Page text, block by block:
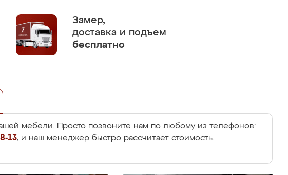
Замер,
доставка и подъем
бесплатно
мебели. Просто позвоните нам по любому из телефонов:
13, и наш менеджер быстро рассчитает стоимость.